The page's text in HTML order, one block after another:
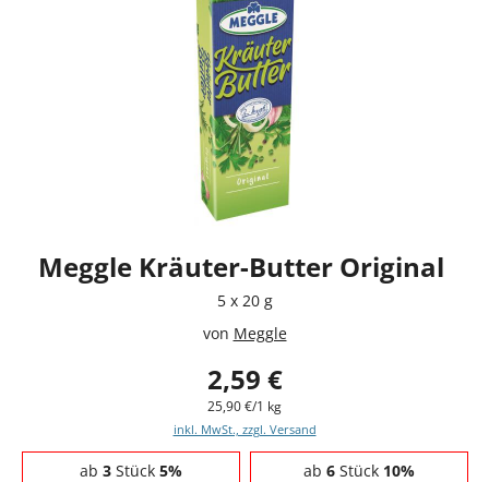
Meggle Kräuter-Butter Original
5 x 20 g
von Meggle
2,59 €
25,90 €/1 kg
inkl. MwSt., zzgl. Versand
Staffelpreise - Mengenrabatt
ab 3Stück 5% ab 6Stück 10%